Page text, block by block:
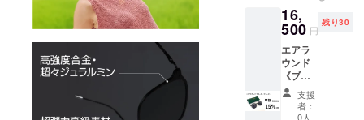
す。
ナー × 1
※フレー
ンズの
カラー
にお間
違いが
ないか
【内
容】 ■
エアス
クエア
× 1 （フ
レー
ム：ブ
ラッ
ク レ
16,
500 円
残り30
エアラ
ウンド
《ブ
ラッ
ク・ブ
ラッ
支援
者：
0人